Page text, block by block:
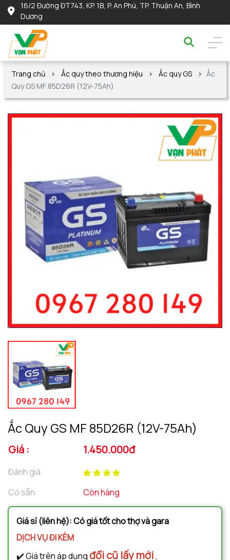
16/2 Đường ĐT743, KP. 1B, P. An Phú, TP. Thuận An, Bình
Dương
Trang chủ Ắc quy theo thương hiệu Ắc quy GS
Ắc
Quy GS MF 85D26R (12V-75Ah)
Ắc Quy GS MF 85D26R (12V-75Ah)
Giá : 1.450.000đ
Đánh giá
Có sẵn:
Còn hàng
Giá sỉ (liên hệ): Có giá tốt cho thợ và gara
DỊCH VỤ ĐI KÈM
✔️ Giá trên áp dụngđổi cũ lấy mới,